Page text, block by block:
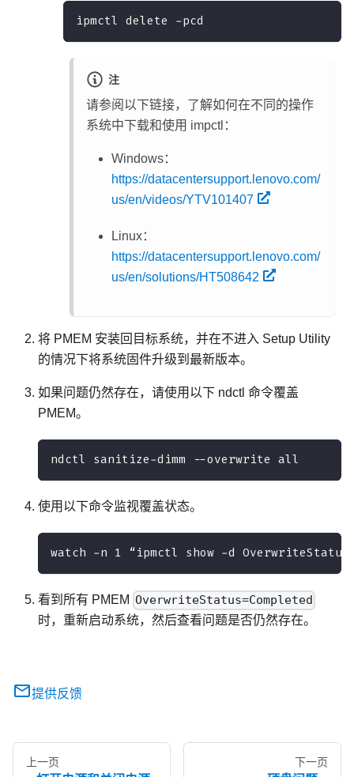
ipmctl delete -pcd
注
请参阅以下链接，了解如何在不同的操作
系统中下载和使用 impctl：
Windows：
https://datacentersupport.lenovo.com/
us/en/videos/YTV101407
Linux：
https://datacentersupport.lenovo.com/
us/en/solutions/HT508642
将 PMEM 安装回目标系统，并在不进入 Setup Utility
的情况下将系统固件升级到最新版本。
如果问题仍然存在，请使用以下 ndctl 命令覆盖
PMEM。
ndctl sanitize-dimm --overwrite all
使用以下命令监视覆盖状态。
watch -n 1 “ipmctl show -d OverwriteStatus
看到所有 PMEM OverwriteStatus=Completed
时，重新启动系统，然后查看问题是否仍然存在。
提供反馈
上一页 下一页